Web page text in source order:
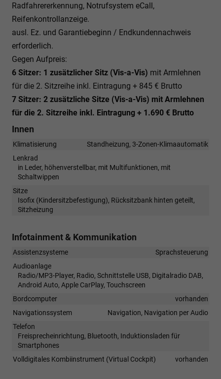
Radfahrererkennung, Notrufsystem eCall,
Reifenkontrollanzeige.
ausl. Ez. und Garantiebeginn / Endkundennachweis
erforderlich.
Gegen Aufpreis:
6 Sitzer: 1 zusätzlicher Sitz (Vis-a-Vis) mit Armlehnen
für die 2. Sitzreihe inkl. Eintragung + 845 € Brutto
7 Sitzer: 2 zusätzliche Sitze (Vis-a-Vis) mit Armlehnen
für die 2. Sitzreihe inkl. Eintragung + 1.690 € Brutto
Innen
Klimatisierung
Standheizung, 3-Zonen-Klimaautomatik
Lenkrad
in Leder, höhenverstellbar, mit Multifunktionen, mit
Schaltwippen
Sitze
Isofix (Kindersitzbefestigung), Rücksitzbank hinten geteilt,
Sitzheizung
Infotainment & Kommunikation
Assistenzsysteme
Sprachsteuerung
Audioanlage
Radio/MP3-Player, Radio, Schnittstelle USB, Digitalradio DAB,
Android Auto, Apple CarPlay, Touchscreen
Bordcomputer
vorhanden
Navigationssystem
Navigation, Navigation per Audio
Telefon
Freisprecheinrichtung, Bluetooth, Induktionsladen für
Smartphones
Volldigitales Kombiinstrument (Virtual Cockpit)
vorhanden